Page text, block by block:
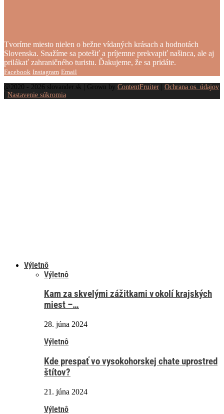
Tvoríme miesto nielen o bežne vídaných krásach a hodnotách
Slovenska. Snažíme sa potešiť a príjemne prekvapiť našinca, ale aj
prilákať zahraničného turistu. Ďakujeme, že sa pridáte.
Facebook Instagram Email
@2020 - 2026 slovander.sk | Grown by ContentFruiter | Ochrana os. údajov
| Nastavenie súkromia
Výletnô
Výletnô
Kam za skvelými zážitkami v okolí krajských
miest –…
28. júna 2024
Výletnô
Kde prespať vo vysokohorskej chate uprostred
štítov?
21. júna 2024
Výletnô